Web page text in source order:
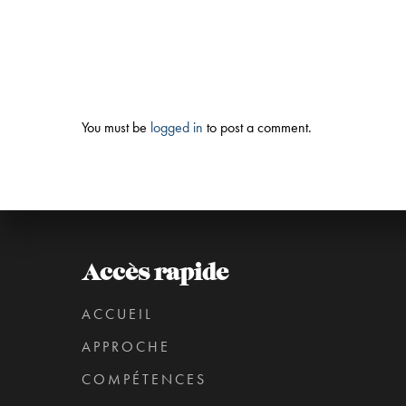
You must be logged in to post a comment.
Accès rapide
ACCUEIL
APPROCHE
COMPÉTENCES